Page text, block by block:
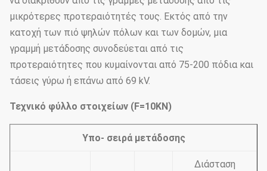
μικρότερες προτεραιότητές τους. Εκτός από την
κατοχή των πιό ψηλών πόλων και των δομών, μια
γραμμή μετάδοσης συνοδεύεται από τις
προτεραιότητες που κυμαίνονται από 75-200 πόδια και
τάσεις γύρω ή επάνω από 69 kV.
Τεχνικό φύλλο στοιχείων (F=10KN)
Υπο- σειρά μετάδοσης
Διάσταση